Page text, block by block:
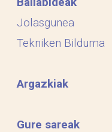
Jolasgunea
Tekniken Bilduma
Argazkiak
Gure sareak